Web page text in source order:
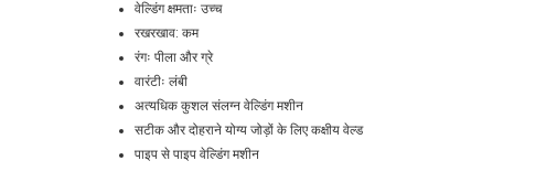
वेल्डिंग क्षमताः उच्च
रखरखाव: कम
रंगः पीला और ग्रे
वारंटीः लंबी
अत्यधिक कुशल संलग्न वेल्डिंग मशीन
सटीक और दोहराने योग्य जोड़ों के लिए कक्षीय वेल्ड
पाइप से पाइप वेल्डिंग मशीन